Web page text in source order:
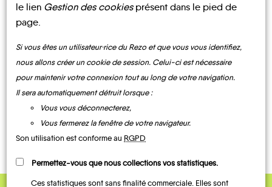
Les infosMOBILITE
BUS
le lien Gestion des cookiesprésent dans le pied de
page.
Si vous êtes un utilisateur·rice du Rezo et que vous vous identifiez,
nous allons créer un cookie de session. Celui-ci est nécessaire
pour maintenir votre connexion tout au long de votre navigation.
Il sera automatiquement détruit lorsque :
Vous vous déconnecterez,
Vous fermerez la fenêtre de votre navigateur.
Son utilisation est conforme au RGPD
Permettez-vous que nous collections vos statistiques.
Ces statistiques sont sans finalité commerciale. Elles sont